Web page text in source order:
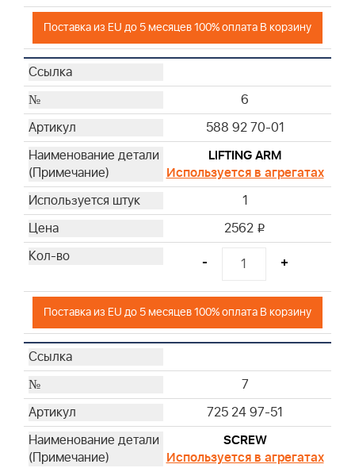
Поставка из EU до 5 месяцев 100% оплата В корзину
6
588 92 70-01
LIFTING ARM
Используется в агрегатах
1
2562 i
- +
Поставка из EU до 5 месяцев 100% оплата В корзину
7
725 24 97-51
SCREW
Используется в агрегатах